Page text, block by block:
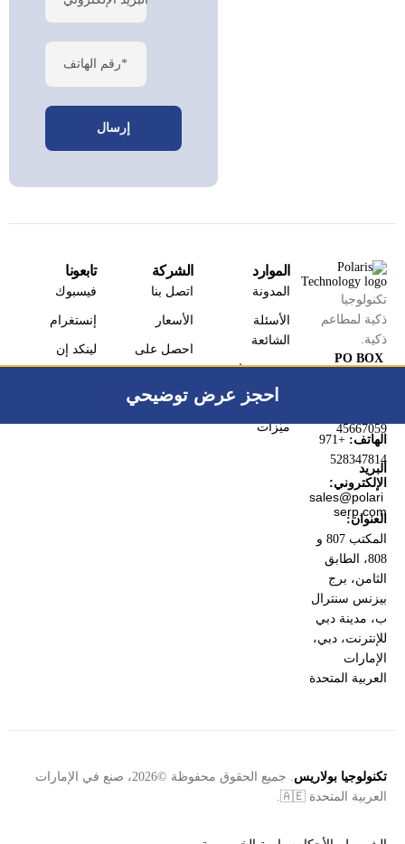
احجز عرض توضيحي
رقم الهاتف*
تكنولوجيا
ذكية لمطاعم
ذكية.
PO BOX
45667059
الهاتف:
+971
528347814
البريد
الإلكتروني:
sales@polari
serp.com
العنوان:
المكتب 807 و
808، الطابق
الثامن، برج
بيزنس سنترال
ب، مدينة دبي
للإنترنت، دبي،
الإمارات
العربية المتحدة
الموارد
المدونة
الأسئلة
الشائعة
قصص نجاح
الفوائد
ميّزات
الشركة
اتصل بنا
الأسعار
احصل على
نسخة تجريبية
مجانية
تابعونا
فيسبوك
إنستغرام
لينكد إن
تكنولوجيا بولاريس
. جميع الحقوق محفوظة ©2026، صنع في الإمارات
العربية المتحدة 🇦🇪.